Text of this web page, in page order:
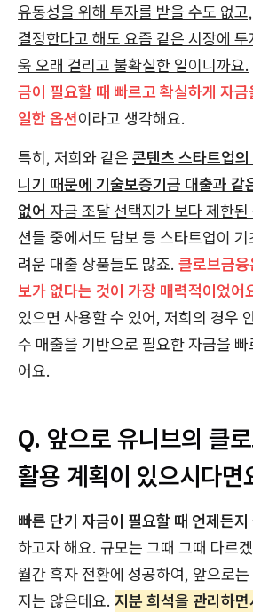
유동성을 위해 투자를 받을 수도 없
결정한다고 해도 요즘 같은 시장에
욱 오래 걸리고 불확실한 일이니까요.
금이 필요할 때 빠르고 확실하게 자
일한 옵션이라고 생각해요.
특히, 저희와 같은 콘텐츠 스타트업
니기 때문에 기술보증기금 대출과 같
없어 자금 조달 선택지가 보다 제한된
션들 중에서도 담보 등 스타트업이
려운 대출 상품들도 많죠. 클로브금
보가 없다는 것이 가장 매력적이었어
있으면 사용할 수 있어, 저희의 경우
수 매출을 기반으로 필요한 자금을
어요.
Q. 앞으로 유니브의 클
활용 계획이 있으시다면
빠른 단기 자금이 필요할 때 언제든지
하고자 해요. 규모는 그때 그때 다르
월간 흑자 전환에 성공하여, 앞으로
지는 않은데요. 지분 희석을 관리하